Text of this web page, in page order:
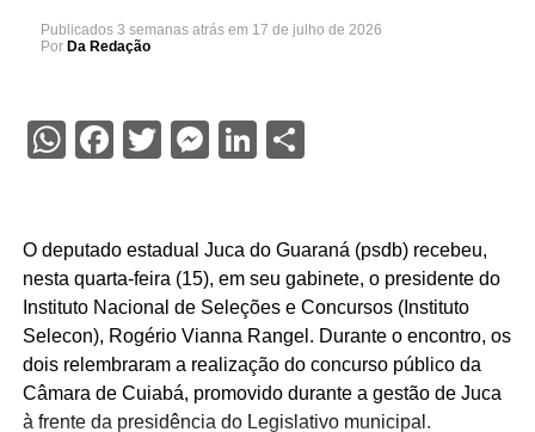
Publicados 3 semanas atrás em 17 de julho de 2026
Por Da Redação
WhatsApp
Facebook
Twitter
Messenger
LinkedIn
Share
O deputado estadual Juca do Guaraná (psdb) recebeu,
nesta quarta-feira (15), em seu gabinete, o presidente do
Instituto Nacional de Seleções e Concursos (Instituto
Selecon), Rogério Vianna Rangel. Durante o encontro, os
dois relembraram a realização do concurso público da
Câmara de Cuiabá, promovido durante a gestão de Juca
à frente da presidência do Legislativo municipal.